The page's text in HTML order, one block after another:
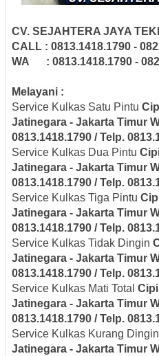
CV. SEJAHTERA JAYA
CALL : 0813.1418.1790 -
WA : 0813.1418.1790 -
Melayani :
Service Kulkas Satu Pintu
Jatinegara - Jakarta Timur
0813.1418.1790 / Telp.
Service Kulkas Dua Pintu
Jatinegara - Jakarta Timur
0813.1418.1790 / Telp.
Service Kulkas Tiga Pintu
Jatinegara - Jakarta Timur
0813.1418.1790 / Telp.
Service Kulkas Tidak Dingin
Jatinegara - Jakarta Timur
0813.1418.1790 / Telp.
Service Kulkas Mati Total
Jatinegara - Jakarta Timur
0813.1418.1790 / Telp.
Service Kulkas Kurang Dingin
Jatinegara - Jakarta Timur